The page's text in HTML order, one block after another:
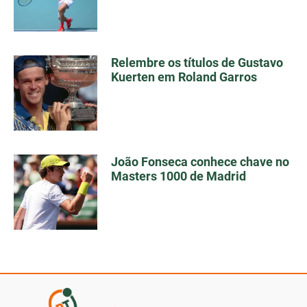
Relembre os títulos de Gustavo
Kuerten em Roland Garros
João Fonseca conhece chave no
Masters 1000 de Madrid